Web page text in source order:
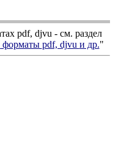
pdf, djvu - см. раздел
форматы pdf, djvu и др."